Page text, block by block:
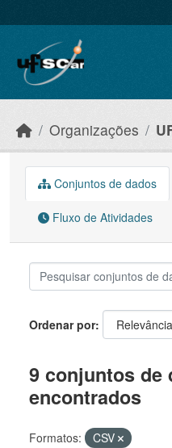
Organizações
Conjuntos de dados
Fluxo de Atividades
Ordenar por
9 conjuntos de
encontrados
Formatos:
CSV